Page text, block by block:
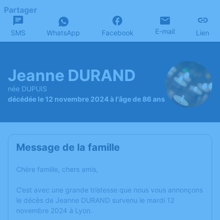
Partager
SMS WhatsApp Facebook E-mail Lien
Jeanne DURAND
née DUPUIS
décédée le 12 novembre 2024 à l'âge de 86 ans
Message de la famille
Chère famille, chers amis,
C’est avec une grande tristesse que nous vous annonçons
le décès de Jeanne DURAND survenu le mardi 12
novembre 2024 à Lyon.